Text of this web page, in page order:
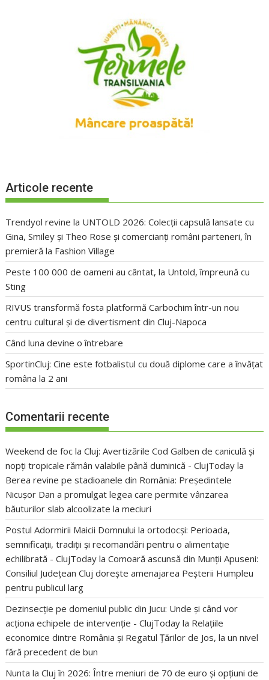
Articole recente
Trendyol revine la UNTOLD 2026: Colecții capsulă lansate cu
Gina, Smiley și Theo Rose și comercianți români parteneri, în
premieră la Fashion Village
Peste 100 000 de oameni au cântat, la Untold, împreună cu
Sting
RIVUS transformă fosta platformă Carbochim într-un nou
centru cultural și de divertisment din Cluj-Napoca
Când luna devine o întrebare
SportinCluj: Cine este fotbalistul cu două diplome care a învățat
româna la 2 ani
Comentarii recente
Weekend de foc la Cluj: Avertizările Cod Galben de caniculă și
nopți tropicale rămân valabile până duminică - ClujToday la
Berea revine pe stadioanele din România: Președintele
Nicușor Dan a promulgat legea care permite vânzarea
băuturilor slab alcoolizate la meciuri
Postul Adormirii Maicii Domnului la ortodocși: Perioada,
semnificații, tradiții și recomandări pentru o alimentație
echilibrată - ClujToday laComoară ascunsă din Munții Apuseni:
Consiliul Județean Cluj dorește amenajarea Peșterii Humpleu
pentru publicul larg
Dezinsecție pe domeniul public din Jucu: Unde și când vor
acționa echipele de intervenție - ClujToday la Relațiile
economice dintre România și Regatul Țărilor de Jos, la un nivel
fără precedent de bun
Nunta la Cluj în 2026: Între meniuri de 70 de euro și opțiuni de